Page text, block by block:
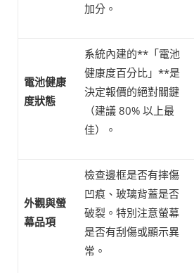
加分。
電池健康
度狀態
系統內建的**「電池
健康度百分比」**是
決定報價的絕對關鍵
（建議 80% 以上最
佳）。
外觀與螢
幕品項
檢查邊框是否有摔傷
凹痕、玻璃背蓋是否
破裂。特別注意螢幕
是否有刮傷或顯示異
常。